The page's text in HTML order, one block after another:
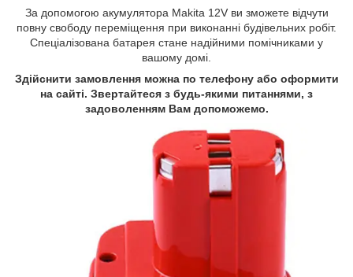
За допомогою акумулятора Makita 12V ви зможете відчути
повну свободу переміщення при виконанні будівельних робіт.
Спеціалізована батарея стане надійними помічниками у
вашому домі.
Здійснити замовлення можна по телефону або оформити
на сайті. Звертайтеся з будь-якими питаннями, з
задоволенням Вам допоможемо.